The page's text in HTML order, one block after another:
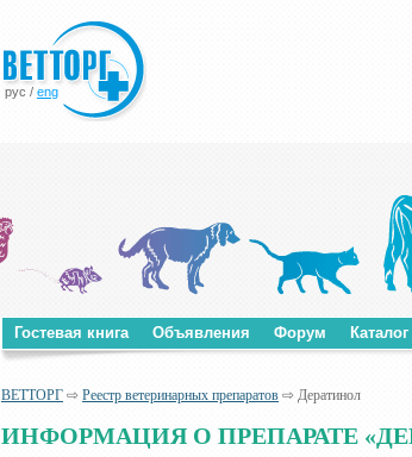
рус / eng
Гостевая книга Объявления Форум
ВЕТТОРГ ⇨ Реестр ветеринарных препаратов ⇨ Дератинол
ИНФОРМАЦИЯ О ПРЕПАРАТЕ